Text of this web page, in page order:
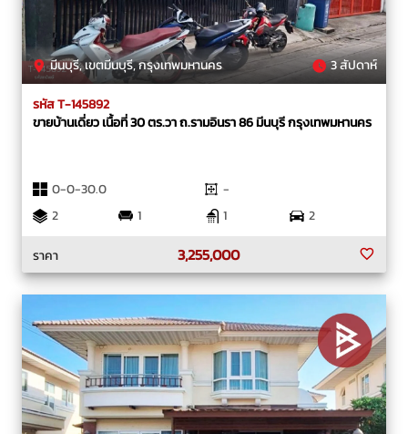
มีนบุรี, เขตมีนบุรี, กรุงเทพมหานคร 3 สัปดาห์
รหัส T-145892
ขายบ้านเดี่ยว เนื้อที่ 30 ตร.วา ถ.รามอินรา 86 มีนบุรี กรุงเทพมหานคร
0-0-30.0
-
2
1 1
2
ราคา
3,255,000